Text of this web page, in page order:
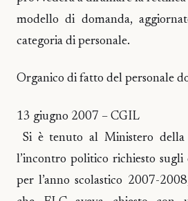
modello di domanda,
categoria di personale.
Organico di fatto del personale
13 giugno 2007 – CGIL
Si è tenuto al Ministero della
l’incontro politico richiesto sugli
per l’anno scolastico 2007-